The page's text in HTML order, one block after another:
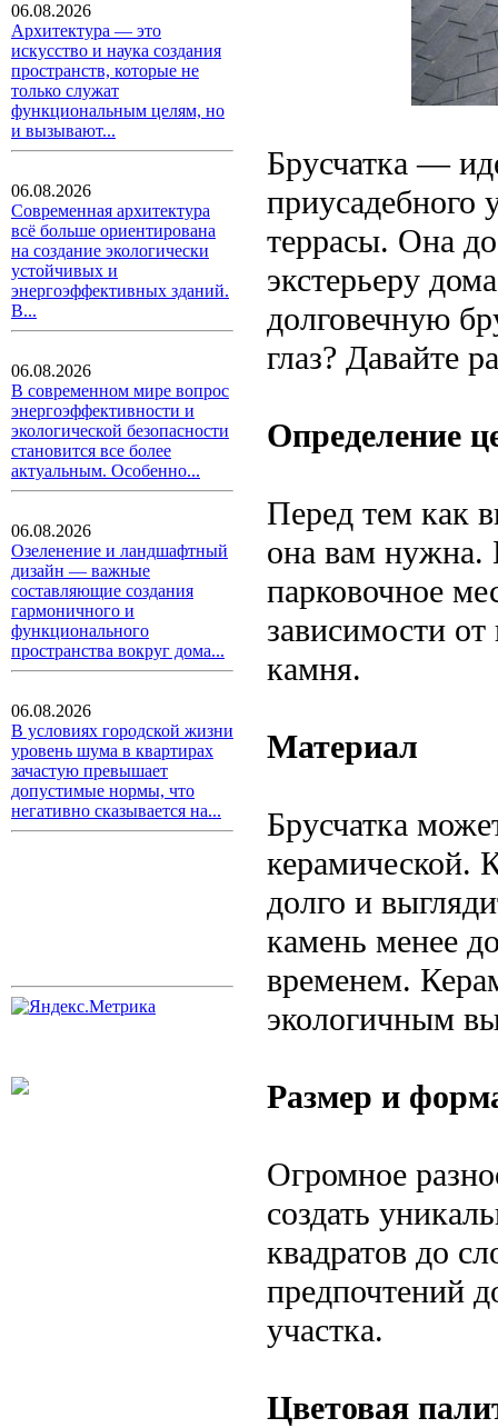
06.08.2026
Архитектура — это
искусство и наука создания
пространств, которые не
только служат
функциональным целям, но
и вызывают...
06.08.2026
Современная архитектура
всё больше ориентирована
на создание экологически
устойчивых и
энергоэффективных зданий.
В...
06.08.2026
В современном мире вопрос
энергоэффективности и
экологической безопасности
становится все более
актуальным. Особенно...
06.08.2026
Озеленение и ландшафтный
дизайн — важные
составляющие создания
гармоничного и
функционального
пространства вокруг дома...
06.08.2026
В условиях городской жизни
уровень шума в квартирах
зачастую превышает
допустимые нормы, что
негативно сказывается на...
Брусчатка —
приусадебного
террасы. Она
экстерьеру
долговечную
глаз? Давайте
Определение
Перед тем как
она вам нужна.
парковочное
зависимости
камня.
Материал
Брусчатка
керамической.
долго и
камень менее
временем.
экологичным
Размер и
Огромное
создать
квадратов до
предпочтений
участка.
Цветовая